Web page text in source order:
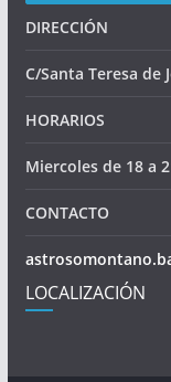
DIRECCIÓN
C/Santa Teresa de
HORARIOS
Miercoles de 18 a
CONTACTO
LOCALIZACIÓN